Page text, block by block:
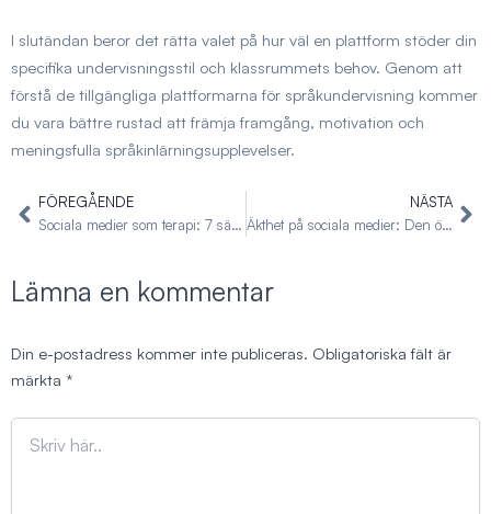
I slutändan beror det rätta valet på hur väl en plattform stöder din
specifika undervisningsstil och klassrummets behov. Genom att
förstå de tillgängliga plattformarna för språkundervisning kommer
du vara bättre rustad att främja framgång, motivation och
meningsfulla språkinlärningsupplevelser.
Föregående
FÖREGÅENDE
Sociala medier som terapi: 7 sätt att minska stress och öka motivationen
NÄSTA
Äkthet på sociala medier: Den överraskande kraften i imperfektion
Lämna en kommentar
Din e-postadress kommer inte publiceras. Obligatoriska fält är
märkta *
Skriv
här..